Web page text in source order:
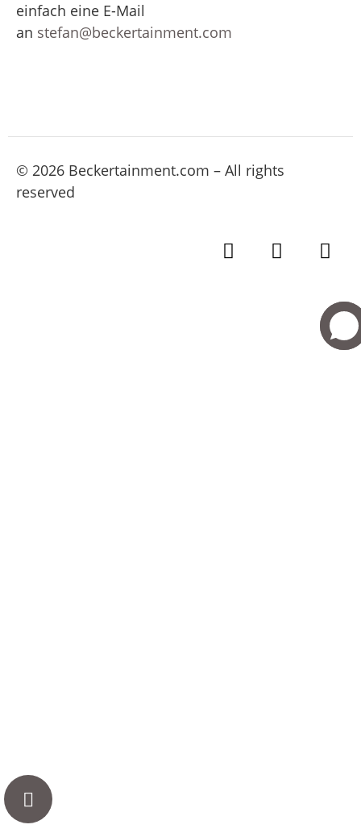
einfach eine E-Mail
an stefan@beckertainment.com
© 2026 Beckertainment.com – All rights
reserved